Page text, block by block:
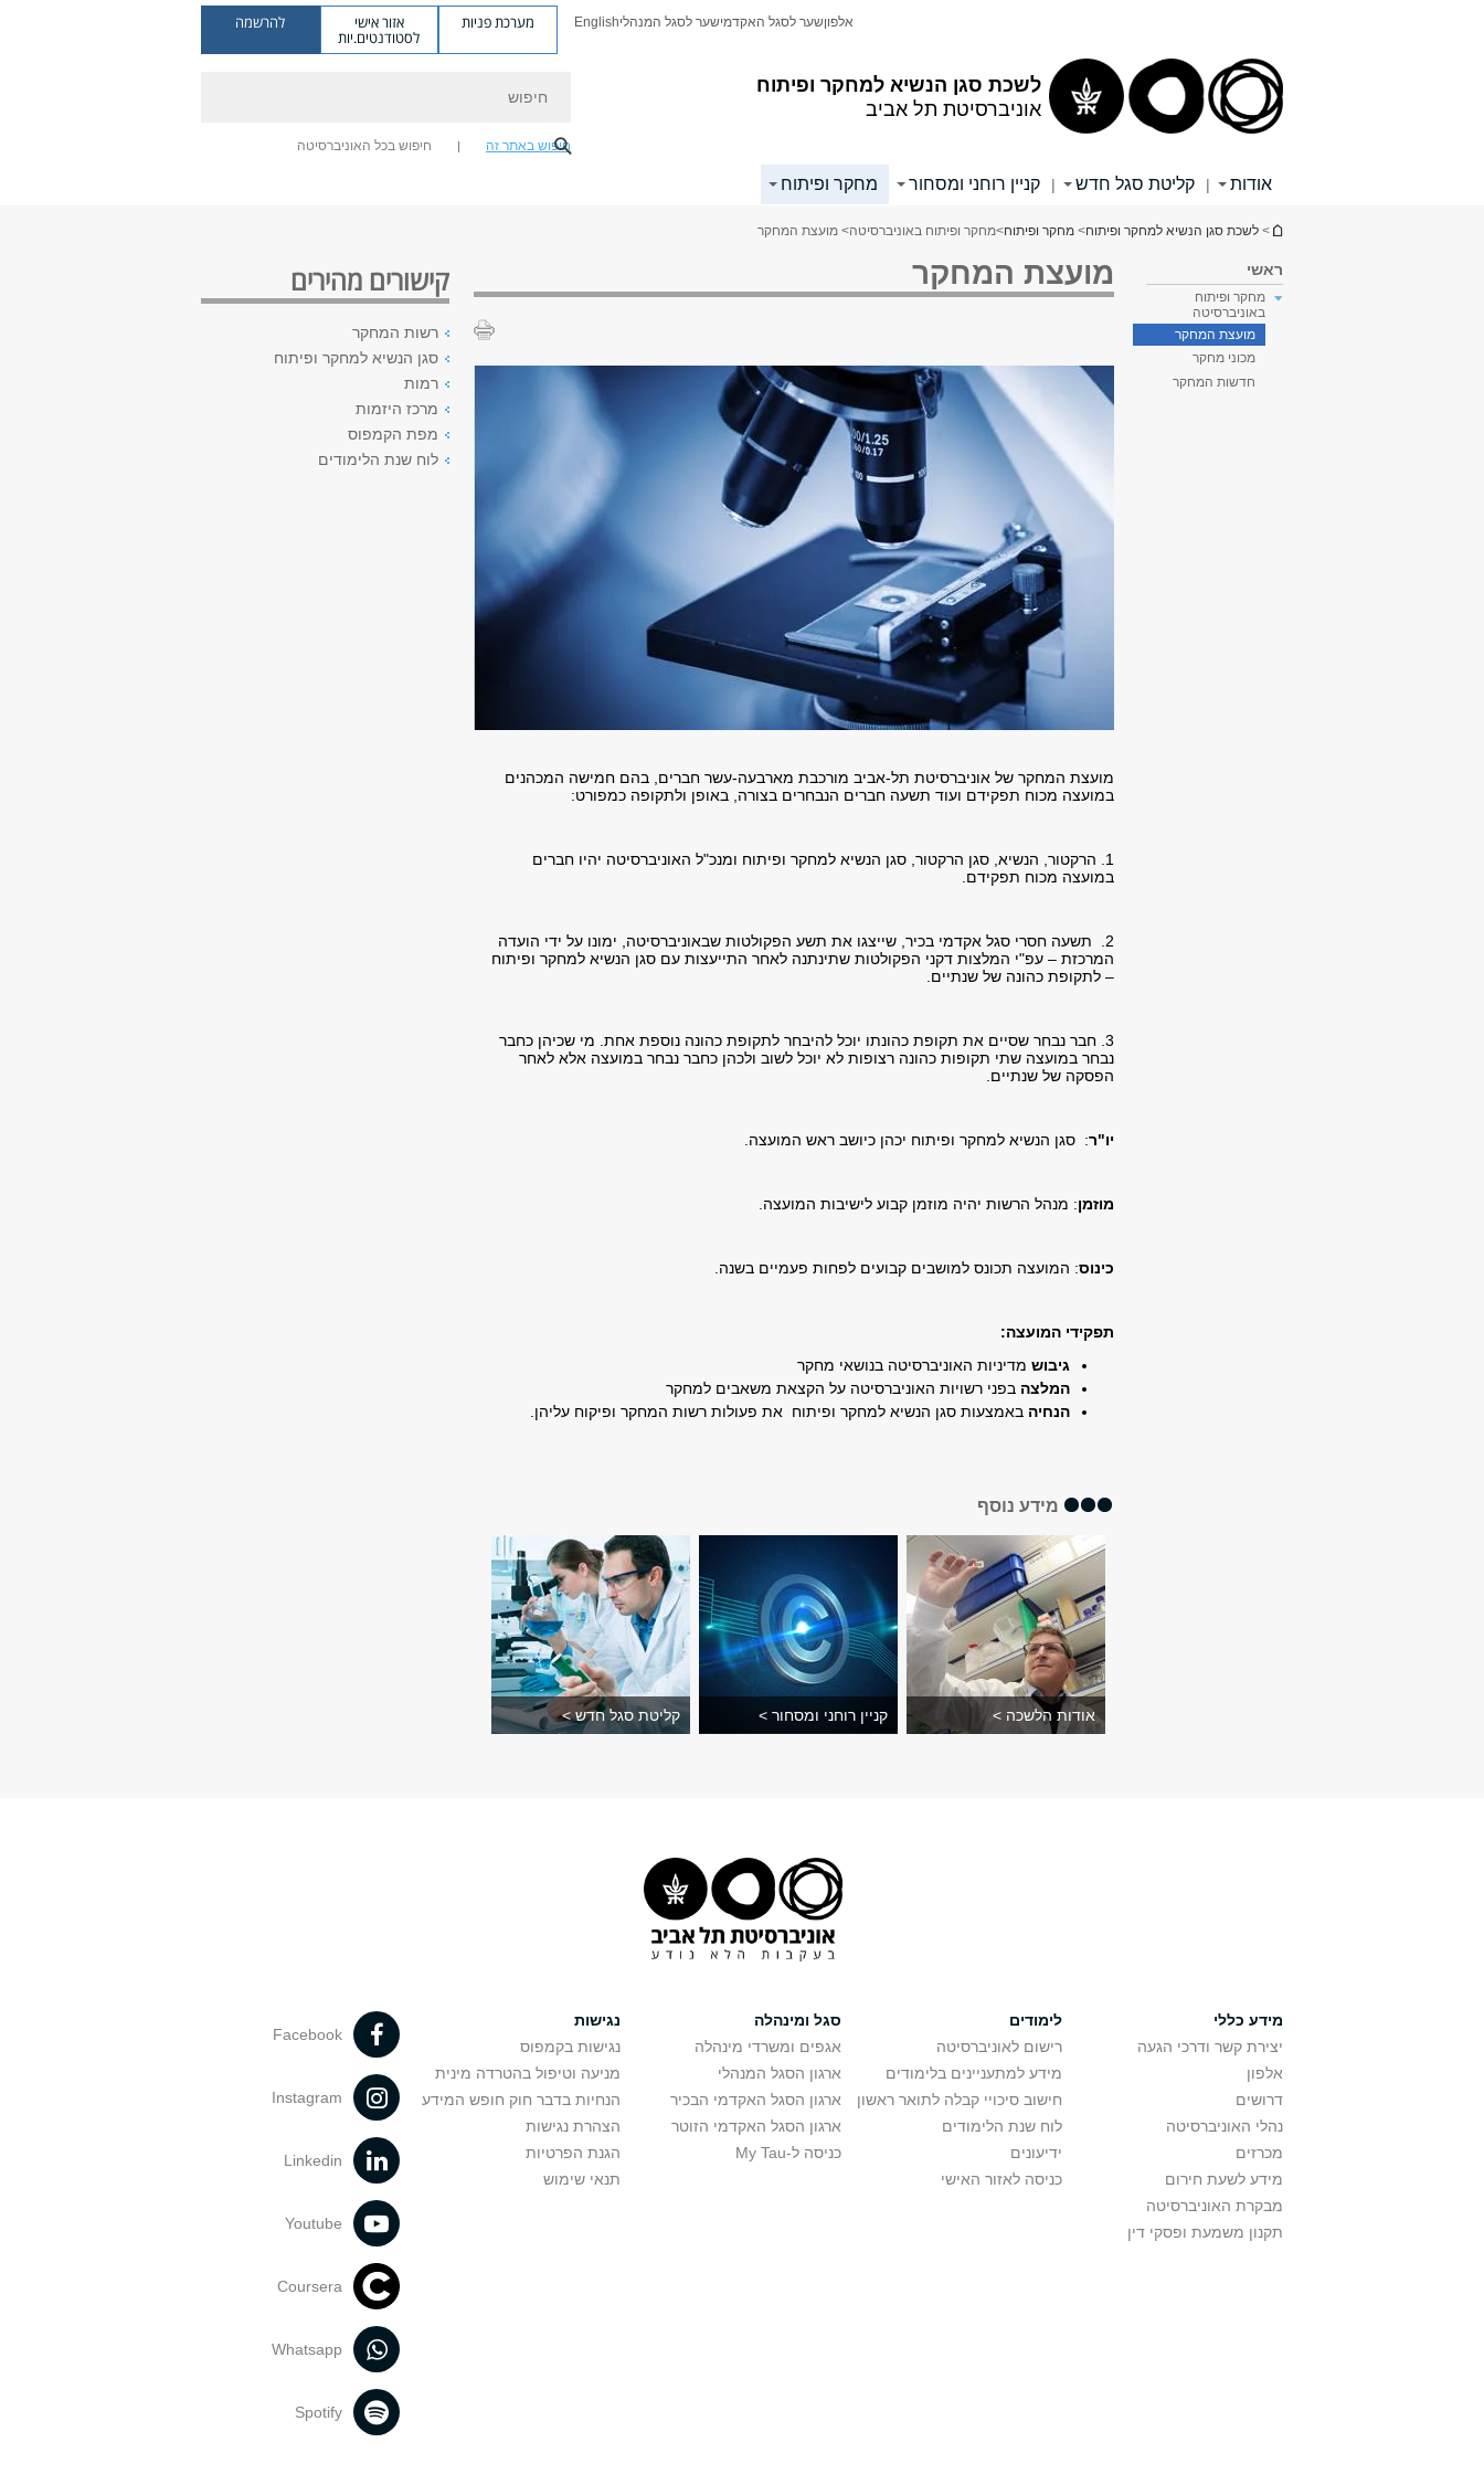
לשכת סגן הנשיא למחקר ופיתוח
אוניברסיטת תל אביב
אלפוןשער לסגל האקדמישער לסגל המנהליEnglish מערכת פניות אזור אישי
לסטודנטים.יות
להרשמה
חיפוש באתר זה חיפוש בכל האוניברסיטה
אודות | קליטת סגל חדש | קניין רוחני ומסחור מחקר ופיתוח
הינך נמצא כאן
> לשכת סגן הנשיא למחקר ופיתוח> מחקר ופיתוח>מחקר ופיתוח באוניברסיטה> מועצת המחקר
ראשי
מחקר ופיתוח
באוניברסיטה
מועצת המחקר
מכוני מחקר
חדשות המחקר
מועצת המחקר
מועצת המחקר של אוניברסיטת תל-אביב מורכבת מארבעה-עשר חברים, בהם חמישה המכהנים
במועצה מכוח תפקידם ועוד תשעה חברים הנבחרים בצורה, באופן ולתקופה כמפורט:
1. הרקטור, הנשיא, סגן הרקטור, סגן הנשיא למחקר ופיתוח ומנכ"ל האוניברסיטה יהיו חברים
במועצה מכוח תפקידם.
2. תשעה חסרי סגל אקדמי בכיר, שייצגו את תשע הפקולטות שבאוניברסיטה, ימונו על ידי הועדה
המרכזת – עפ"י המלצות דקני הפקולטות שתינתנה לאחר התייעצות עם סגן הנשיא למחקר ופיתוח
– לתקופת כהונה של שנתיים.
3. חבר נבחר שסיים את תקופת כהונתו יוכל להיבחר לתקופת כהונה נוספת אחת. מי שכיהן כחבר
נבחר במועצה שתי תקופות כהונה רצופות לא יוכל לשוב ולכהן כחבר נבחר במועצה אלא לאחר
הפסקה של שנתיים.
יו"ר: סגן הנשיא למחקר ופיתוח יכהן כיושב ראש המועצה.
מוזמן: מנהל הרשות יהיה מוזמן קבוע לישיבות המועצה.
כינוס: המועצה תכונס למושבים קבועים לפחות פעמיים בשנה.
תפקידי המועצה:
גיבוש מדיניות האוניברסיטה בנושאי מחקר
המלצה בפני רשויות האוניברסיטה על הקצאת משאבים למחקר
הנחיה באמצעות סגן הנשיא למחקר ופיתוח את פעולות רשות המחקר ופיקוח עליהן.
מידע נוסף
אודות הלשכה > קניין רוחני ומסחור > קליטת סגל חדש >
קישורים מהירים
רשות המחקר
סגן הנשיא למחקר ופיתוח
רמות
מרכז היזמות
מפת הקמפוס
לוח שנת הלימודים
מידע כללי
יצירת קשר ודרכי הגעה
אלפון
דרושים
נהלי האוניברסיטה
מכרזים
מידע לשעת חירום
מבקרת האוניברסיטה
תקנון משמעת ופסקי דין
לימודים
רישום לאוניברסיטה
מידע למתעניינים בלימודים
חישוב סיכויי קבלה לתואר ראשון
לוח שנת הלימודים
ידיעונים
כניסה לאזור האישי
סגל ומינהלה
אגפים ומשרדי מינהלה
ארגון הסגל המנהלי
ארגון הסגל האקדמי הבכיר
ארגון הסגל האקדמי הזוטר
כניסה ל-My Tau
נגישות
נגישות בקמפוס
מניעה וטיפול בהטרדה מינית
הנחיות בדבר חוק חופש המידע
הצהרת נגישות
הגנת הפרטיות
תנאי שימוש
Facebook
Instagram
Linkedin
Youtube
Coursera
Whatsapp
Spotify